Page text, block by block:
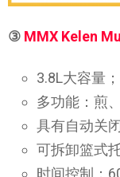
③ MMX Kelen
3.8L大容量
多功能：煎
具有自动关
可拆卸篮式